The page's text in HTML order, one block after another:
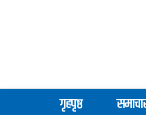
गृहपृष्ठ